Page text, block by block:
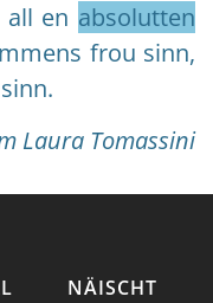
all en absolutten
frou sinn,
Laura Tomassini
NÄISCHT